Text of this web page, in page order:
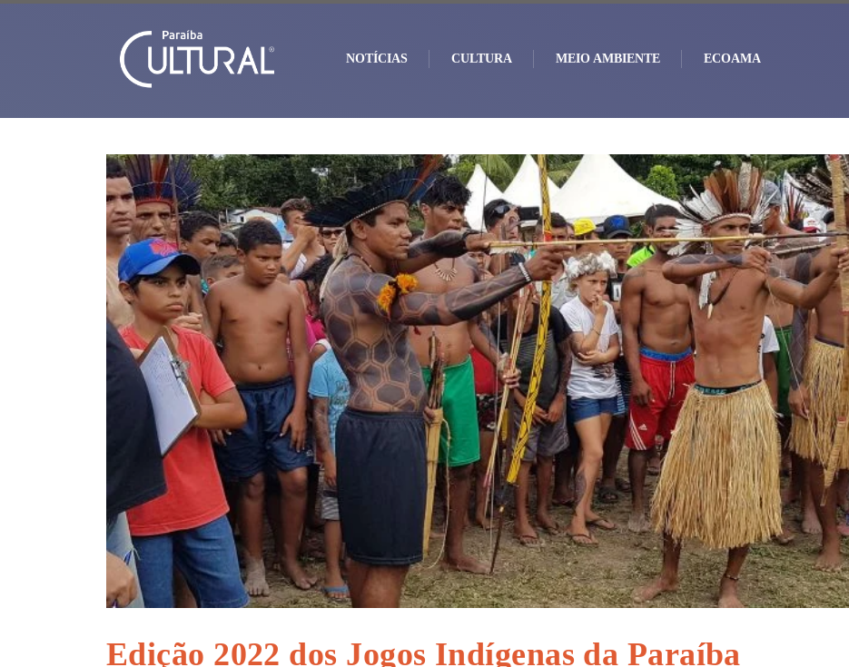
NOTÍCIAS CULTURA MEIO AMBIENTE ECOAMA
Edição 2022 dos Jogos Indígenas da Paraíba